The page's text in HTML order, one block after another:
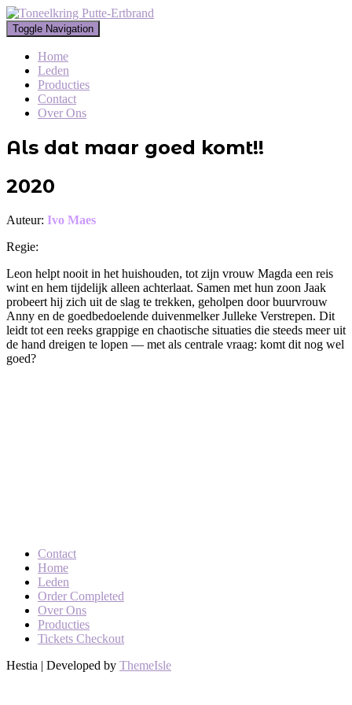
Toggle Navigation
Home
Leden
Producties
Contact
Over Ons
Als dat maar goed komt!!
2020
Auteur: Ivo Maes
Regie:
Leon helpt nooit in het huishouden, tot zijn vrouw Magda een reis
wint en hem tijdelijk alleen achterlaat. Samen met hun zoon Jaak
probeert hij zich uit de slag te trekken, geholpen door buurvrouw
Anny en de goedbedoelende duivenmelker Julleke Verstrepen. Dit
leidt tot een reeks grappige en chaotische situaties die steeds meer uit
de hand dreigen te lopen — met als centrale vraag: komt dit nog wel
goed?
Contact
Home
Leden
Order Completed
Over Ons
Producties
Tickets Checkout
Hestia | Developed by ThemeIsle